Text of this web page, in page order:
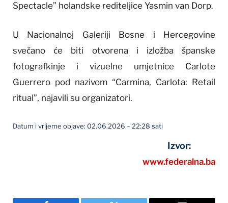
Spectacle” holandske rediteljice Yasmin van Dorp.
U Nacionalnoj Galeriji Bosne i Hercegovine
svečano će biti otvorena i izložba španske
fotografkinje i vizuelne umjetnice Carlote
Guerrero pod nazivom “Carmina, Carlota: Retail
ritual”, najavili su organizatori.
Datum i vrijeme objave: 02.06.2026 – 22:28 sati
Izvor:
www.federalna.ba